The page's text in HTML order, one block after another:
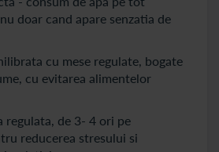
doar cand apare senzatia de
cu mese regulate, bogate
cu evitarea alimentelor
regulata, de 3- 4 ori pe
reducerea stresului si